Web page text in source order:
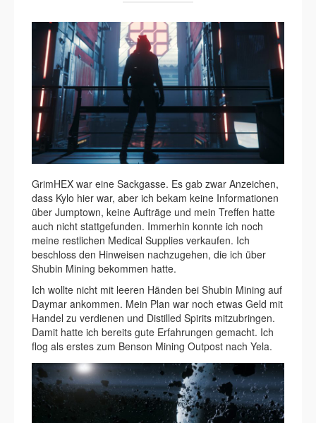
GrimHEX war eine Sackgasse. Es gab zwar Anzeichen,
dass Kylo hier war, aber ich bekam keine Informationen
über Jumptown, keine Aufträge und mein Treffen hatte
auch nicht stattgefunden. Immerhin konnte ich noch
meine restlichen Medical Supplies verkaufen. Ich
beschloss den Hinweisen nachzugehen, die ich über
Shubin Mining bekommen hatte.
Ich wollte nicht mit leeren Händen bei Shubin Mining auf
Daymar ankommen. Mein Plan war noch etwas Geld mit
Handel zu verdienen und Distilled Spirits mitzubringen.
Damit hatte ich bereits gute Erfahrungen gemacht. Ich
flog als erstes zum Benson Mining Outpost nach Yela.